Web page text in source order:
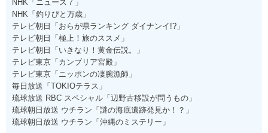
NHK「ニュース７」
NHK「釣りびと万歳」
テレビ朝日「おらが県ランキング ダイナンイ!?」
テレビ朝日「極上！旅のススメ」
テレビ朝日「いきなり！黄金伝説。」
テレビ東京「カンブリア宮殿」
テレビ東京「ニッポンの凄腕漁師」
毎日放送「TOKIOテラス」
琉球放送 RBC スペシャル「辺野古移設が問うもの」
琉球朝日放送 ウチラン「謎の海底遺跡発見か！？」
琉球朝日放送 ウチラン「沖縄のミステリー」